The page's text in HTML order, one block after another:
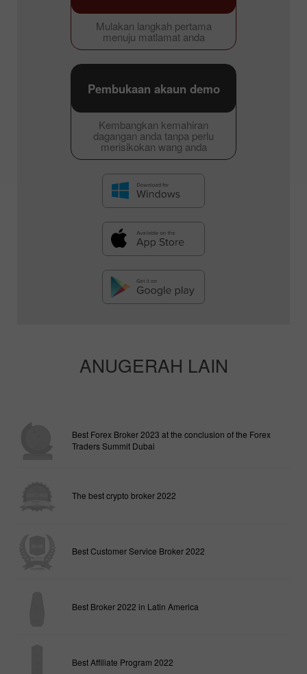
Mulakan langkah pertama
menuju matlamat anda
Kembangkan kemahiran
dagangan anda tanpa perlu
merisikokan wang anda
Pembukaan akaun demo
ANUGERAH LAIN
Best Forex Broker 2023 at the conclusion of the Forex
Traders Summit Dubai
The best crypto broker 2022
Best Customer Service Broker 2022
Best Broker 2022 in Latin America
Best Affiliate Program 2022